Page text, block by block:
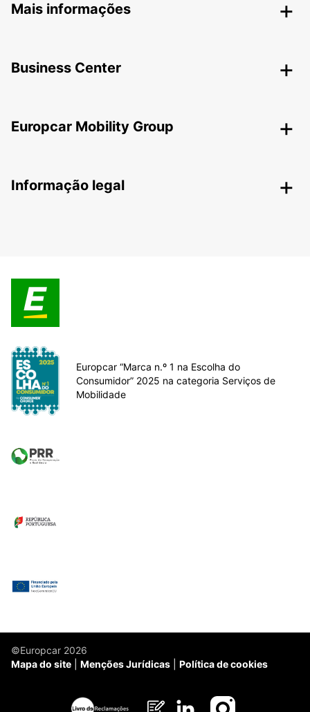
Mais informações
Business Center
Europcar Mobility Group
Informação legal
Europcar “Marca n.º 1 na Escolha do
Consumidor” 2025 na categoria Serviços de
Mobilidade
©Europcar 2026
Mapa do site
Menções Jurídicas Política de cookies